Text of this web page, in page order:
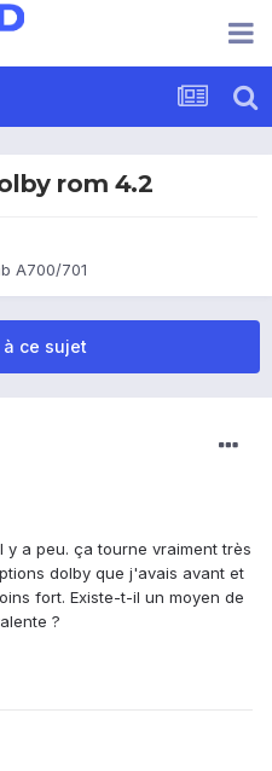
rom 4.2
A700/701
à ce sujet
a peu. ça tourne vraiment très
dolby que j'avais avant et
fort. Existe-t-il un moyen de
?